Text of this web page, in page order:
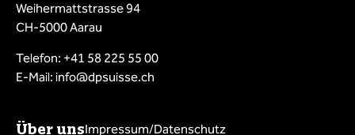
Weihermattstrasse 94
CH-5000 Aarau
Telefon: +41 58 225 55 00
E-Mail: info@dpsuisse.ch
Über unsImpressum/Datenschutz